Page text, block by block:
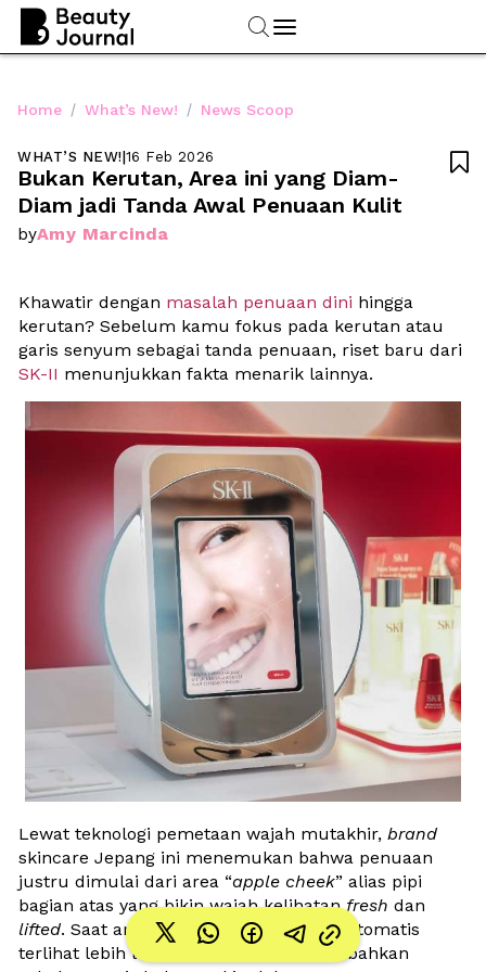
Home / What’s New! / News Scoop
WHAT’S NEW!|16 Feb 2026
Bukan Kerutan, Area ini yang Diam-
Diam jadi Tanda Awal Penuaan Kulit
byAmy Marcinda

Khawatir dengan masalah penuaan dini hingga
kerutan? Sebelum kamu fokus pada kerutan atau
garis senyum sebagai tanda penuaan, riset baru dari
SK-II menunjukkan fakta menarik lainnya.
Lewat teknologi pemetaan wajah mutakhir, brand
skincare Jepang ini menemukan bahwa penuaan
justru dimulai dari area “apple cheek” alias pipi
bagian atas yang bikin wajah kelihatan fresh
lifted. Saat area ini mulai turun, wajah otomatis
terlihat lebih lelah dan kurang
bouncy
bahkan